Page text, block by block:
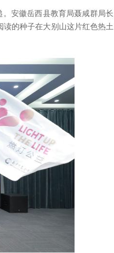
安徽岳西县教育局聂咸群局长
的种子在大别山这片红色热土